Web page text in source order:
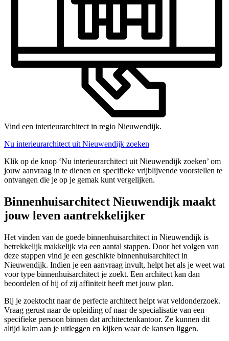
Vind een interieurarchitect in regio Nieuwendijk.
Nu interieurarchitect uit Nieuwendijk zoeken
Klik op de knop ‘Nu interieurarchitect uit Nieuwendijk zoeken’ om
jouw aanvraag in te dienen en specifieke vrijblijvende voorstellen te
ontvangen die je op je gemak kunt vergelijken.
Binnenhuisarchitect Nieuwendijk maakt
jouw leven aantrekkelijker
Het vinden van de goede binnenhuisarchitect in Nieuwendijk is
betrekkelijk makkelijk via een aantal stappen. Door het volgen van
deze stappen vind je een geschikte binnenhuisarchitect in
Nieuwendijk. Indien je een aanvraag invult, helpt het als je weet wat
voor type binnenhuisarchitect je zoekt. Een architect kan dan
beoordelen of hij of zij affiniteit heeft met jouw plan.
Bij je zoektocht naar de perfecte architect helpt wat veldonderzoek.
Vraag gerust naar de opleiding of naar de specialisatie van een
specifieke persoon binnen dat architectenkantoor. Ze kunnen dit
altijd kalm aan je uitleggen en kijken waar de kansen liggen.